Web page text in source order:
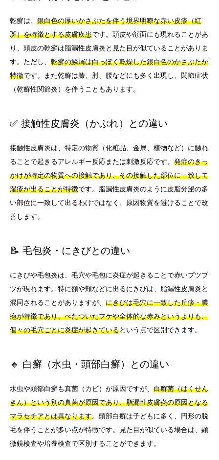
乾癬は、 銀白色の厚いかさぶたを伴う境界明瞭な赤い皮疹（紅
斑）を特徴とする皮膚疾患です。頭皮や顔面にも現れることがあ
り、頭皮の乾癬は脂漏性皮膚炎と見た目が似ていることがありま
す。ただし、 乾癬の鱗屑は白っぽく乾燥した銀白色のかさぶたが
特徴です。また乾癬は膝、肘、腰などにも多く出現し、関節症状
（乾癬性関節炎）を伴うこともあります。
✅ 接触性皮膚炎（かぶれ）との違い
接触性皮膚炎は、特定の物質（化粧品、金属、植物など）に触れ
ることで起きるアレルギー反応または刺激反応です。 発症のきっ
かけが特定の物質への接触であり、その接触した部位に一致して
湿疹が出ることが特徴です。脂漏性皮膚炎のように皮脂分泌の多
い部位に一致して出るわけではなく、原因物質を避けることで改
善します。
📝 毛包炎・にきびとの違い
にきびや毛包炎は、毛穴や毛包に炎症が起きることで赤いブツブ
ツが現れます。特に額や頬などに出るにきびは、脂漏性皮膚炎と
混同されることがありますが、 にきびは毛穴に一致した丘疹・膿
疱が特徴であり、べたついたフケや全体的な赤みというよりも、
個々の毛穴ごとに炎症が起きているという点で区別できます。
🔸 白癬（水虫・頭部白癬）との違い
水虫や頭部白癬も真菌（カビ）が原因ですが、 白癬菌（はくせん
きん）という別の真菌が原因であり、脂漏性皮膚炎の原因となる
マラセチアとは異なります。頭部白癬は子どもに多く、円形の脱
毛を伴うことが多い点が特徴です。見た目が似ている場合は、顕
微鏡検査や培養検査で区別することができます。